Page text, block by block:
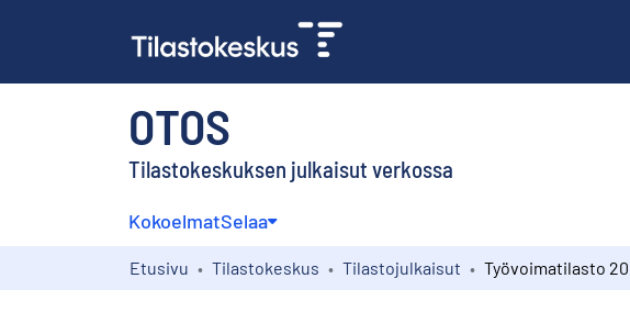
OTOS
Tilastokeskuksen julkaisut verkossa
KokoelmatSelaa
Etusivu Tilastokeskus Tilastojulkaisut